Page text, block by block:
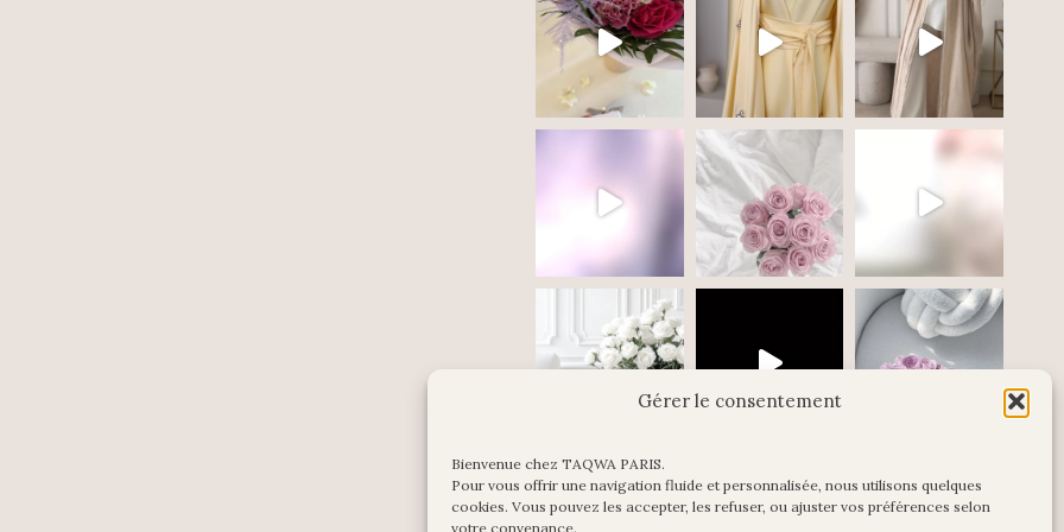
Gérer le consentement
Bienvenue chez TAQWA PARIS.
Pour vous offrir une navigation fluide et personnalisée, nous utilisons quelques
cookies. Vous pouvez les accepter, les refuser, ou ajuster vos préférences selon
votre convenance.
Charger plus Suivre sur Instagram